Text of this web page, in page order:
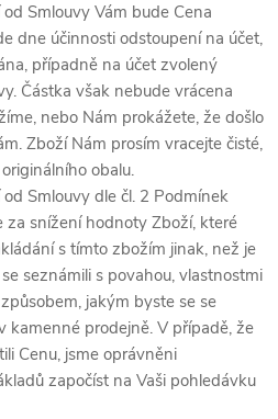
Smlouvy Vám bude Cena
dne účinnosti odstoupení na účet,
případně na účet zvolený
Částka však nebude vrácena
nebo Nám prokážete, že došlo
Zboží Nám prosím vracejte čisté,
obalu.
Smlouvy dle čl. 2 Podmínek
za snížení hodnoty Zboží, které
s tímto zbožím jinak, než je
seznámili s povahou, vlastnostmi
jakým byste se se
kamenné prodejně. V případě, že
Cenu, jsme oprávněni
započíst na Vaši pohledávku